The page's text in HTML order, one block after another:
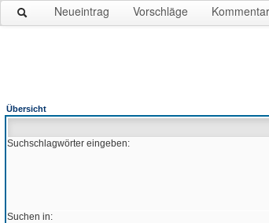
Neueintrag Vorschläge
Übersicht
Suchschlagwörter eingeben:
Suchen in: